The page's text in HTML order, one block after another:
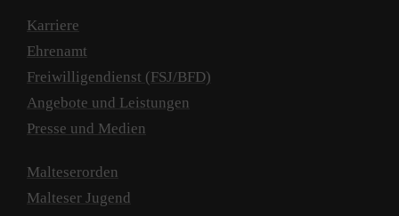
Karriere
Ehrenamt
Freiwilligendienst (FSJ/BFD)
Angebote und Leistungen
Presse und Medien
Malteserorden
Malteser Jugend